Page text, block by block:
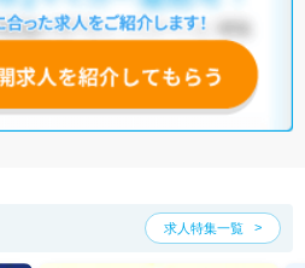
求人特集一覧